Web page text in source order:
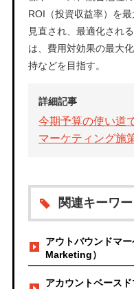
ROI（投資収益率）を
見直され、最適化され
は、費用対効果の最大
持などを目指す。
詳細記事
今期予算の使い道
マーケティング施
関連キーワ
アウトバウンドマ
Marketing）
アカウントベース